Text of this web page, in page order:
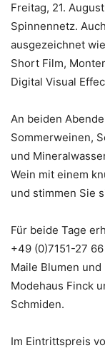
Freitag, 21.
Spinnennetz.
ausgezeichnet
Short Film,
Digital Visual
An beiden
Sommerweinen,
und
Wein mit einem
und stimmen Sie
Für beide Tage
+49 (0)7151-27
Maile Blumen
Modehaus Finck
Schmiden.
Im Eintrittspreis